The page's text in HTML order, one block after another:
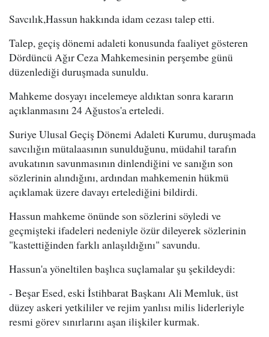
Savcılık,Hassun hakkında idam cezası talep etti.
Talep, geçiş dönemi adaleti konusunda faaliyet gösteren
Dördüncü Ağır Ceza Mahkemesinin perşembe günü
düzenlediği duruşmada sunuldu.
Mahkeme dosyayı incelemeye aldıktan sonra kararın
açıklanmasını 24 Ağustos'a erteledi.
Suriye Ulusal Geçiş Dönemi Adaleti Kurumu, duruşmada
savcılığın mütalaasının sunulduğunu, müdahil tarafın
avukatının savunmasının dinlendiğini ve sanığın son
sözlerinin alındığını, ardından mahkemenin hükmü
açıklamak üzere davayı ertelediğini bildirdi.
Hassun mahkeme önünde son sözlerini söyledi ve
geçmişteki ifadeleri nedeniyle özür dileyerek sözlerinin
"kastettiğinden farklı anlaşıldığını" savundu.
Hassun'a yöneltilen başlıca suçlamalar şu şekildeydi:
- Beşar Esed, eski İstihbarat Başkanı Ali Memluk, üst
düzey askeri yetkililer ve rejim yanlısı milis liderleriyle
resmi görev sınırlarını aşan ilişkiler kurmak.